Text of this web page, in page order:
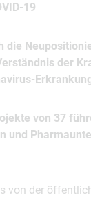
19
die
der
von 37
und
von der